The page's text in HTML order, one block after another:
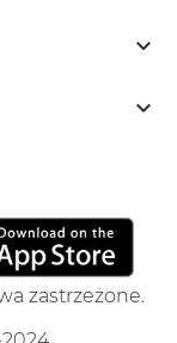


zastrzeżone.